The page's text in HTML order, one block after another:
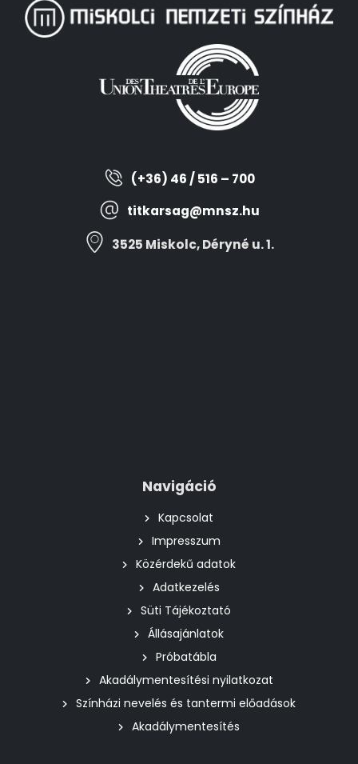
(+36) 46 / 516 – 700
titkarsag@mnsz.hu
3525 Miskolc, Déryné u. 1.
Navigáció
Kapcsolat
Impresszum
Közérdekű adatok
Adatkezelés
Süti Tájékoztató
Állásajánlatok
Próbatábla
Akadálymentesítési nyilatkozat
Színházi nevelés és tantermi előadások
Akadálymentesítés